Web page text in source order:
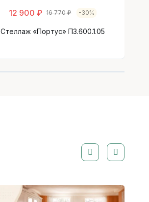
12 900 ₽ 16 770 ₽ -30%
Стеллаж «Портус» П3.600.1.05